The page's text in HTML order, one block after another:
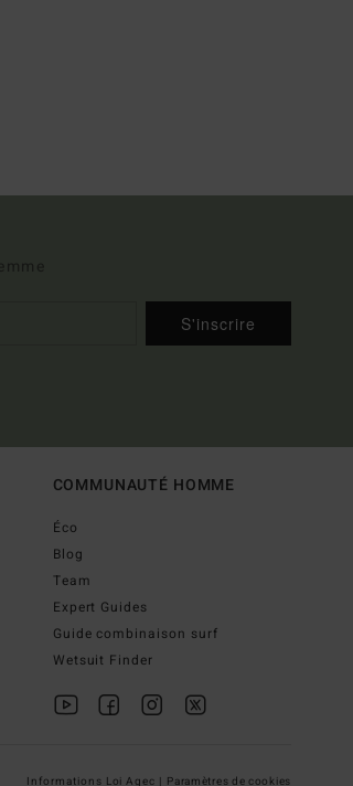
S'inscrire
COMMUNAUTÉ HOMME
Éco
Blog
Team
Expert Guides
Guide combinaison surf
Wetsuit Finder
Informations Loi Agec | Paramètres de cookies